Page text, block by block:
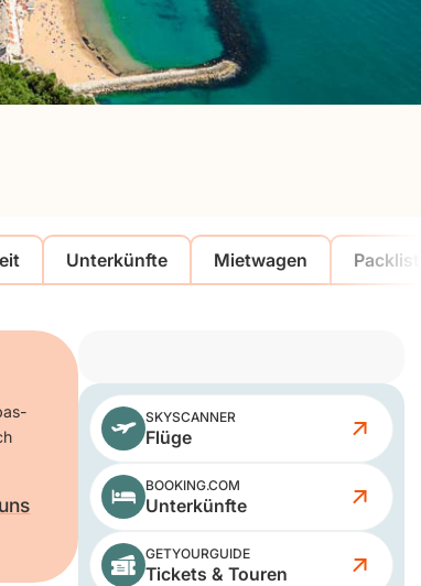
Unterkünfte Mietwagen
SKYSCANNER
Flüge
BOOKING.COM
Unterkünfte
GETYOURGUIDE
Tickets & Touren